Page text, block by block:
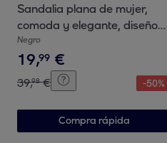
Sandalia plana de mujer,
comoda y elegante, diseño
moderno con material bio
Negro
19,99 €
39,98 € -50%
Compra rápida